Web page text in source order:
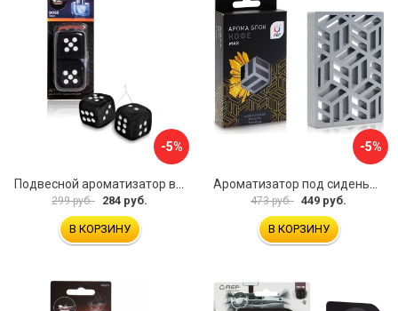
-5%
Подвесной ароматизатор в машину Airline Кубики AFKU068
299 руб. 284 руб.
В КОРЗИНУ
-5%
Ароматизатор под сиденье АЕР Арома Блок MAX А 3606
473 руб. 449 руб.
В КОРЗИНУ